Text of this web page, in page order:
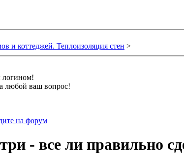
и коттеджей. Теплоизоляция стен >
логином!
любой ваш вопрос!
на форум
- все ли правильно